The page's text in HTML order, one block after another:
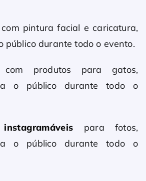
pintura facial e caricatura,
público durante todo o evento.
com produtos para gatos,
o público durante todo o
para fotos,
o público durante todo o